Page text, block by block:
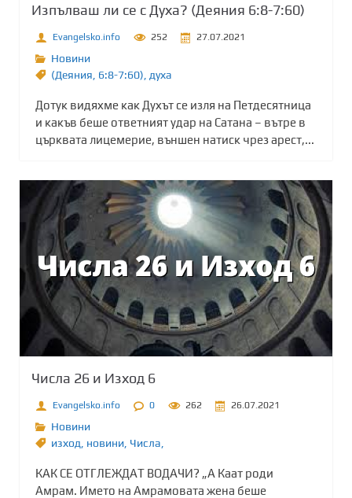
Изпълваш ли се с Духа? (Деяния 6:8-7:60)
Evangelsko.info 252 27.07.2021
Новини
(Деяния 6:8-7:60) духа
Дотук видяхме как Духът се изля на Петдесятница
и какъв беше ответният удар на Сатана – вътре в
църквата лицемерие, външен натиск чрез арест,...
Числа 26 и Изход 6
Evangelsko.info 0 262 26.07.2021
Новини
изход новини Числа,
КАК СЕ ОТГЛЕЖДАТ ВОДАЧИ? „А Каат роди
Амрам. Името на Амрамовата жена беше